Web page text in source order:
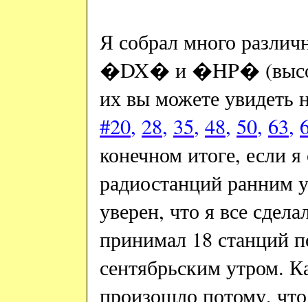
Я собрал много
�DX� и �HP�
их вы можете увидеть
#20, 28, 35, 48, 50, 63,
конечном итоге,
радиостанций ранним
уверен, что я все
принимал 18 станций
сентябрьским утром.
произошло потому,